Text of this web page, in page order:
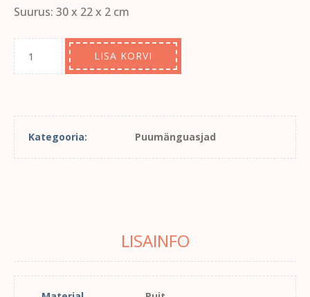
Suurus: 30 x 22 x 2 cm
LISA KORVI
Kategooria: Puumänguasjad
LISAINFO